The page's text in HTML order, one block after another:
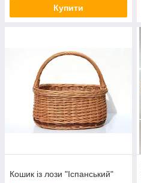
Купити
Кошик із лози "Іспанський"